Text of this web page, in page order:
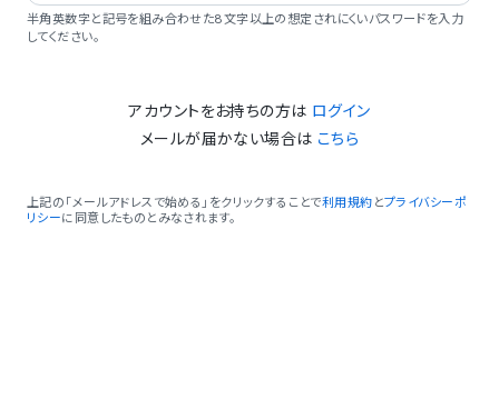
半角英数字と記号を組み合わせた8文字以上の想定されにくいパスワードを入力
してください。
アカウントをお持ちの方は ログイン
メールが届かない場合は こちら
上記の「メールアドレスで始める」をクリックすることで利用規約 とプライバシーポ
リシーに同意したものとみなされます。